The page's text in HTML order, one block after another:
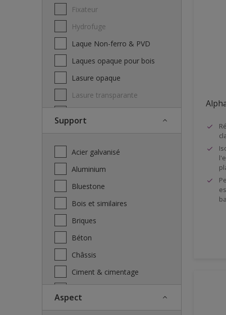
Fixateur
Hydrofuge
Laque Non-ferro & PVD
Laques opaque pour bois
Lasure opaque
Lasure transparante
Vernis
Support
Acier galvanisé
Aluminium
Bluestone
Bois et similaires
Briques
Béton
Châssis
Ciment & cimentage
Aspect